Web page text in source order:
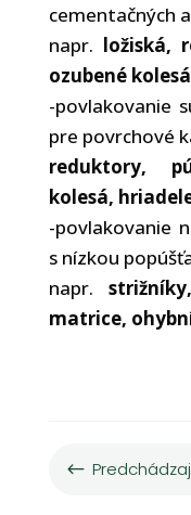
cementačných
napr. ložiská,
ozubené
-povlakovanie
pre povrchové
reduktory,
kolesá,
-povlakovanie
s nízkou
napr.
matrice,
#